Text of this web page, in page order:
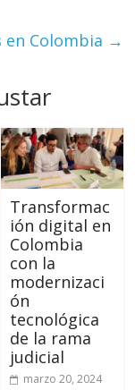
en Colombia →
Transformac
ión digital en
Colombia
con la
modernizaci
ón
tecnológica
de la rama
judicial
marzo 20, 2024